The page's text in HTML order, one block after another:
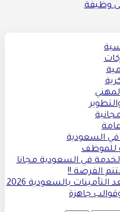
وظيفة
عامة
السعودية
للموظف
في السعودية مجانا
بالسعودية 2026
جاهزة